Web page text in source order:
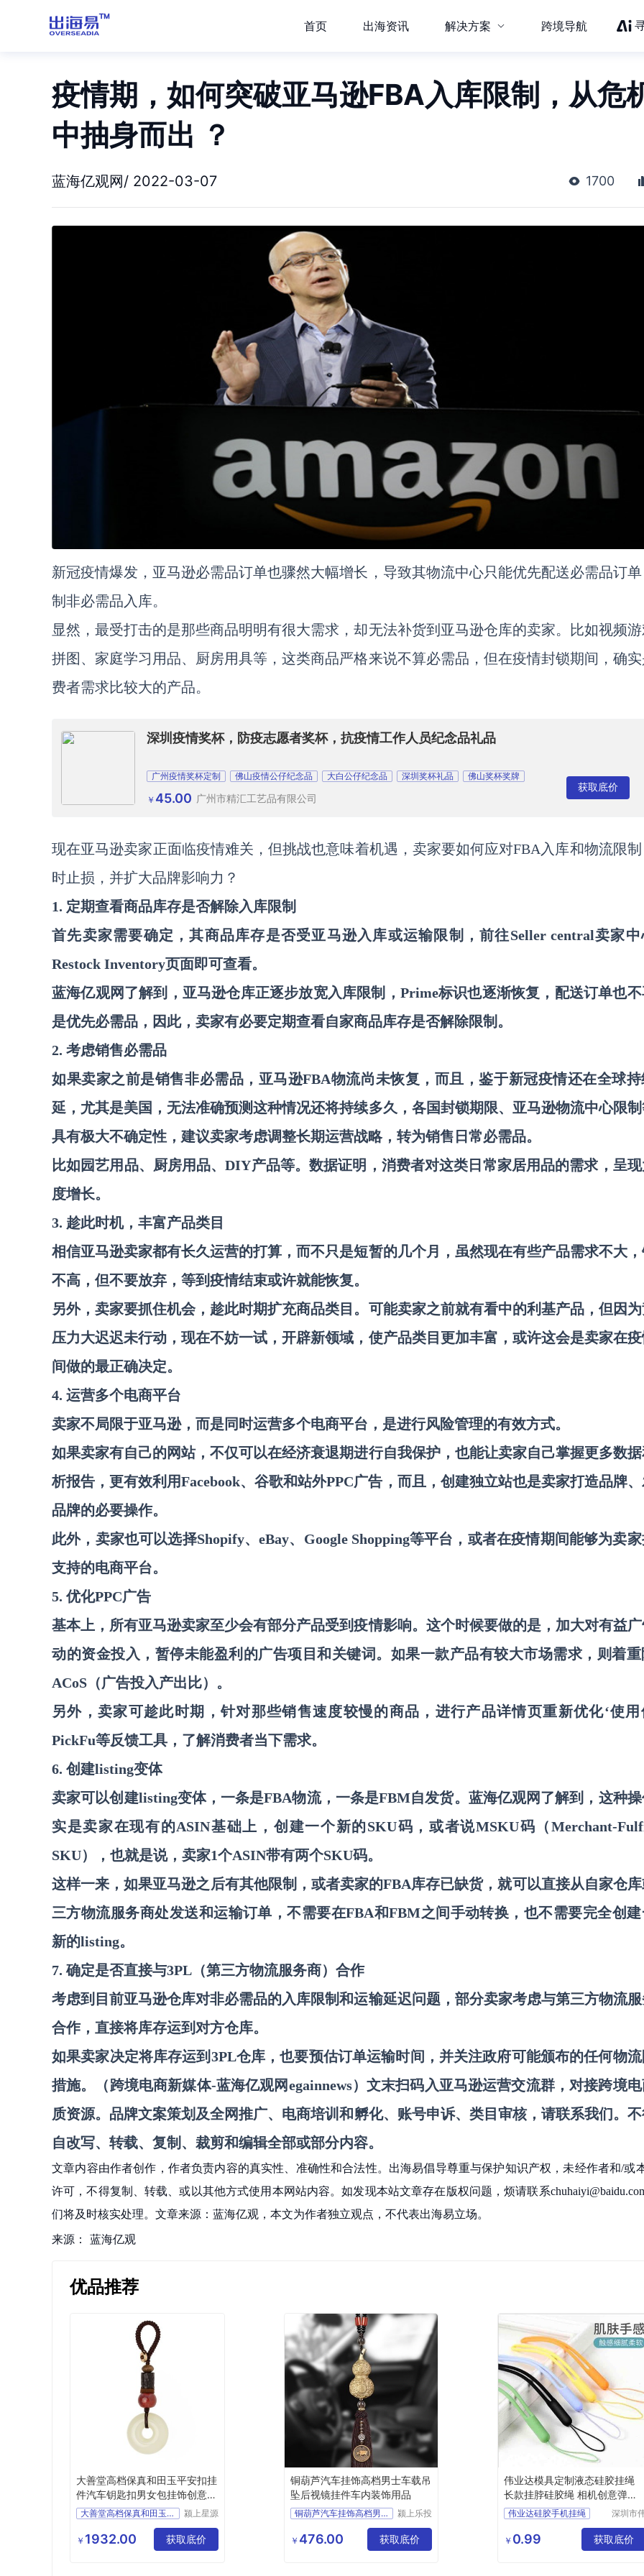
首页 出海资讯 解决方案 跨境导航
疫情期，如何突破亚马逊FBA入库限制，从危
中抽身而出 ？
蓝海亿观网/ 2022-03-07 1700
新冠疫情爆发，亚马逊必需品订单也骤然大幅增长，导致其物流中心只能优先配送必需品订单
制非必需品入库。
显然，最受打击的是那些商品明明有很大需求，却无法补货到亚马逊仓库的卖家。比如视频游
拼图、家庭学习用品、厨房用具等，这类商品严格来说不算必需品，但在疫情封锁期间，确
费者需求比较大的产品。
深圳疫情奖杯，防疫志愿者奖杯，抗疫情工作人员纪念品礼品
广州疫情奖杯定制 佛山疫情公仔纪念品 大白公仔纪念品 深圳奖杯礼品 佛山奖杯奖牌
￥ 45.00 广州市精汇工艺品有限公司
获取底价
现在亚马逊卖家正面临疫情难关，但挑战也意味着机遇，卖家要如何应对FBA入库和物流限制
时止损，并扩大品牌影响力？
1. 定期查看商品库存是否解除入库限制
首先卖家需要确定，其商品库存是否受亚马逊入库或运输限制，前往Seller central卖家中
Restock Inventory页面即可查看。
蓝海亿观网了解到，亚马逊仓库正逐步放宽入库限制， Prime标识也逐渐恢复，配送订单也不
是优先必需品，因此，卖家有必要定期查看自家商品库存是否解除限制。
2. 考虑销售必需品
如果卖家之前是销售非必需品，亚马逊FBA物流尚未恢复，而且，鉴于新冠疫情还在全球
延，尤其是美国，无法准确预测这种情况还将持续多久，各国封锁期限、亚马逊物流中心限
具有极大不确定性，建议卖家考虑调整长期运营战略，转为销售日常必需品。
比如园艺用品、厨房用品、DIY产品等。数据证明，消费者对这类日常家居用品的需求，呈
度增长。
3. 趁此时机，丰富产品类目
相信亚马逊卖家都有长久运营的打算，而不只是短暂的几个月，虽然现在有些产品需求不大
不高，但不要放弃，等到疫情结束或许就能恢复。
另外，卖家要抓住机会，趁此时期扩充商品类目。可能卖家之前就有看中的利基产品，但因
压力大迟迟未行动，现在不妨一试，开辟新领域，使产品类目更加丰富，或许这会是卖家在疫
间做的最正确决定。
4. 运营多个电商平台
卖家不局限于亚马逊，而是同时运营多个电商平台，是进行风险管理的有效方式。
如果卖家有自己的网站，不仅可以在经济衰退期进行自我保护，也能让卖家自己掌握更多数
析报告，更有效利用Facebook、谷歌和站外PPC广告，而且， 创建独立站也是卖家打造品牌
品牌的必要操作。
此外，卖家也可以选择Shopify、eBay、Google Shopping等平台，或者在疫情期间能够为卖
支持的电商平台。
5. 优化PPC广告
基本上，所有亚马逊卖家至少会有部分产品受到疫情影响。这个时候要做的是， 加大对有益
动的资金投入 ，暂停未能盈利的广告项目和关键词。如果一款产品有较大市场需求，则着
ACoS（广告投入产出比）。
另外，卖家可趁此时期，针对那些销售速度较慢的商品，进行产品详情页重新优化‘使用
PickFu等反馈工具，了解消费者当下需求。
6. 创建listing变体
卖家可以创建listing变体，一条是FBA物流，一条是FBM自发货。蓝海亿观网了解到，这种
实是卖家在现有的ASIN基础上，创建一个新的SKU码 ，或者说MSKU码（Merchant-
SKU），也就是说，卖家1个ASIN带有两个SKU码。
这样一来，如果亚马逊之后有其他限制，或者卖家的FBA库存已缺货，就可以直接从自家仓
三方物流服务商处发送和运输订单，不需要在FBA和FBM之间手动转换，也不需要完全创
新的listing。
7. 确定是否直接与3PL（第三方物流服务商）合作
考虑到目前亚马逊仓库对非必需品的入库限制和运输延迟问题，部分卖家考虑与第三方物流
合作，直接将库存运到对方仓库。
如果卖家决定将库存运到 3PL仓库，也要预估订单运输时间，并关注政府可能颁布的任何物流
措施。
（跨境电商新媒体-蓝海亿观网egainnews） 文末扫码入亚马逊运营交流群， 对接跨境
质资源。 品牌文案策划及全网推广、电商培训和孵化、账号申诉、类目审核，请联系我们。
自改写、转载、 复制、裁剪和编辑全部或部分内容。
文章内容由作者创作，作者负责内容的真实性、准确性和合法性。出海易倡导尊重与保护知识产权，未经作者和/或
许可，不得复制、转载、或以其他方式使用本网站内容。如发现本站文章存在版权问题，烦请联系
们将及时核实处理。文章来源：蓝海亿观，本文为作者独立观点，不代表出海易立场。
来源： 蓝海亿观
优品推荐
大善堂高档保真和田玉平安扣挂
件汽车钥匙扣男女包挂饰创意送
礼物
大善堂高档保真和田玉平安
颍上星源
有限公司
￥ 1932.00 获取底价
铜葫芦汽车挂饰高档男士车载吊
坠后视镜挂件车内装饰用品
铜葫芦汽车挂饰高档男士车
颍上乐投
有限公司
￥ 476.00 获取底价
伟业达模具定制液态硅胶挂绳
长款挂脖硅胶绳 相机创意弹力
绳伟业达硅胶手机挂绳
U盘环保硅胶弹力绳定制加工厂家
伟业达模具定制液态硅胶挂绳
深圳市
有限公司
￥ 0.99 获取底价